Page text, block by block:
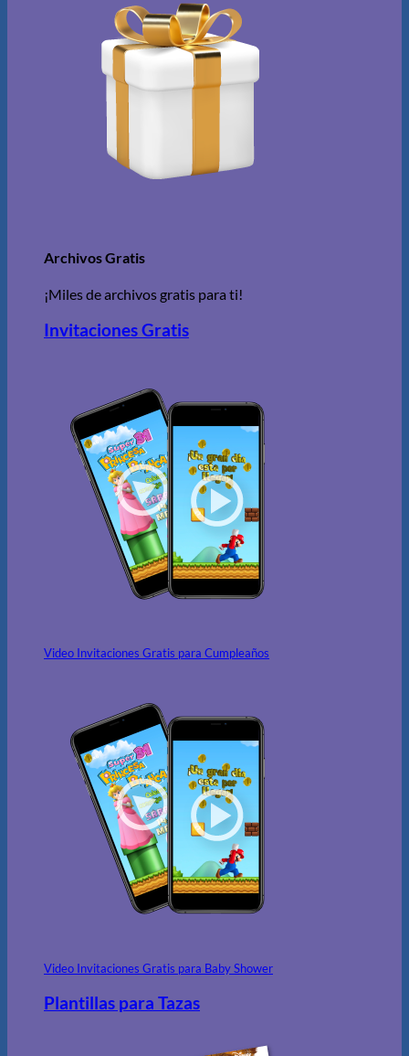
Archivos Gratis
¡Miles de archivos gratis para ti!
Invitaciones Gratis
Video Invitaciones Gratis para Cumpleaños
Video Invitaciones Gratis para Baby Shower
Plantillas para Tazas